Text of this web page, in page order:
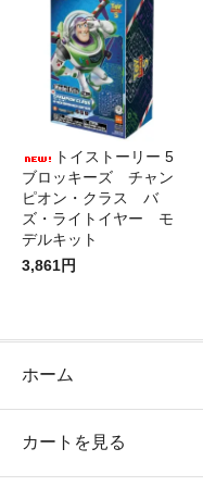
トイストーリー 5
ブロッキーズ チャン
ピオン・クラス バ
ズ・ライトイヤー モ
デルキット
3,861円
ホーム
カートを見る